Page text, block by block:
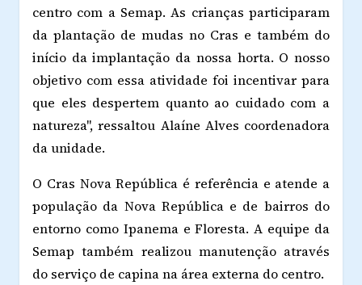
centro com a Semap. As crianças participaram
da plantação de mudas no Cras e também do
início da implantação da nossa horta. O nosso
objetivo com essa atividade foi incentivar para
que eles despertem quanto ao cuidado com a
natureza", ressaltou Alaíne Alves coordenadora
da unidade.
O Cras Nova República é referência e atende a
população da Nova República e de bairros do
entorno como Ipanema e Floresta. A equipe da
Semap também realizou manutenção através
do serviço de capina na área externa do centro.